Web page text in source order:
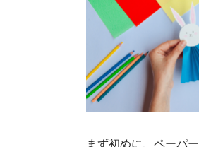
まず初めに、ペーパ